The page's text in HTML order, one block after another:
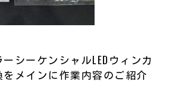
シーケンシャルLEDウィンカ
メインに作業内容のご紹介